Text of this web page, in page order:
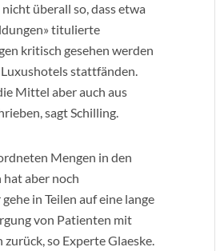
überall so, dass etwa
titulierte
kritisch gesehen werden
Luxushotels stattfänden.
Mittel aber auch aus
sagt Schilling.
Mengen in den
hat aber noch
in Teilen auf eine lange
von Patienten mit
so Experte Glaeske.